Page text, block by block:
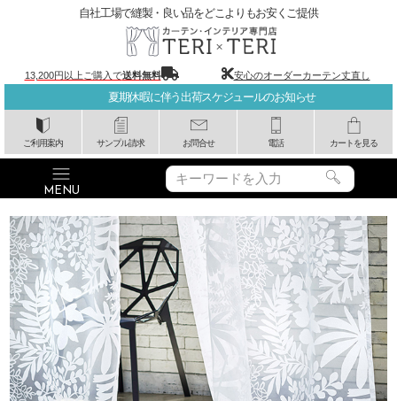
夏期休暇に伴う出荷スケジュールのお知らせ
ご利用案内 サンプル請求 お問合せ 電話 カートを見る
自社工場で縫製・良い品をどこよりもお安くご提供
13,200円以上ご購入で送料無料 安心のオーダーカーテン丈直し